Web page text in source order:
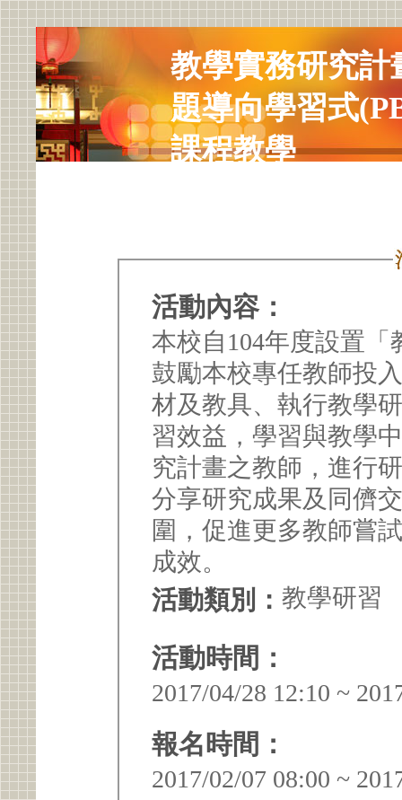
教學實務研究
題導向學習式
課程教學
活動內容：
本校自104年度設置
鼓勵本校專任教師投
材及教具、執行教學
習效益，學習與教學
究計畫之教師，進行
分享研究成果及同儕
圍，促進更多教師嘗
成效。
活動類別： 教學研習
活動時間：
2017/04/28 12:10 ~
報名時間：
2017/02/07 08:00 ~